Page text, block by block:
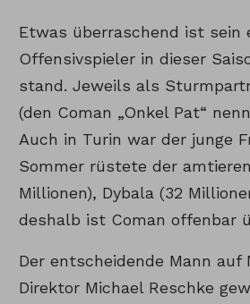
Etwas überraschend ist sein
Offensivspieler in dieser
stand. Jeweils als
(den Coman „Onkel Pat“
Auch in Turin war der junge
Sommer rüstete der
Millionen), Dybala (32
deshalb ist Coman offenbar
Der entscheidende Mann
Direktor Michael Reschke